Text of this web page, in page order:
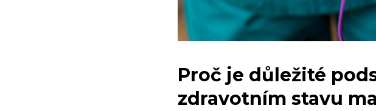
Proč je důležité
zdravotním stavu